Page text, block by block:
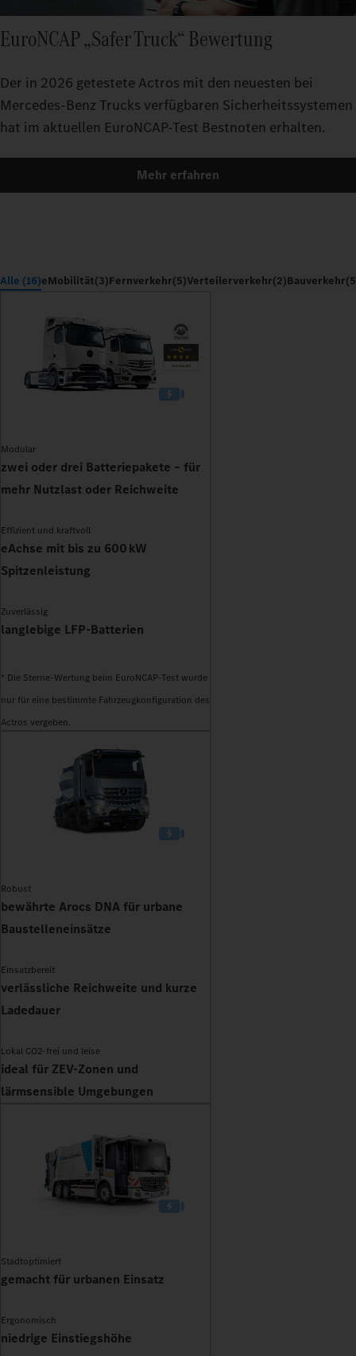
EuroNCAP „Safer Truck“ Bewertung
Der in 2026 getestete Actros mit den neuesten bei
Mercedes-Benz Trucks verfügbaren Sicherheitssystemen
hat im aktuellen EuroNCAP-Test Bestnoten erhalten.
Mehr erfahren
Alle (16)eMobilität(3)Fernverkehr(5)Verteilerverkehr(2)Bauverkehr
Modular
zwei oder drei Batteriepakete – für
mehr Nutzlast oder Reichweite
Effizient und kraftvoll
eAchse mit bis zu 600 kW
Spitzenleistung
Zuverlässig
langlebige LFP-Batterien
* Die Sterne-Wertung beim EuroNCAP-Test wurde
nur für eine bestimmte Fahrzeugkonfiguration des
Actros vergeben.
Robust
bewährte Arocs DNA für urbane
Baustelleneinsätze
Einsatzbereit
verlässliche Reichweite und kurze
Ladedauer
Lokal CO2-frei und leise
ideal für ZEV-Zonen und
lärmsensible Umgebungen
Stadtoptimiert
gemacht für urbanen Einsatz
Ergonomisch
niedrige Einstiegshöhe